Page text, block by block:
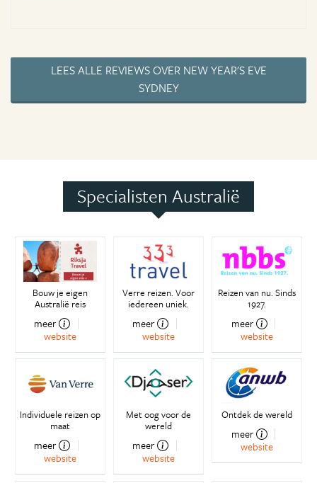
LEES ALLE REVIEWS OVER NEW YEAR'S EVE
SYDNEY
Specialisten Australië
Bouw je eigen
Australië reis
meer
website
Verre reizen. Voor
iedereen uniek.
meer
website
Reizen van nu. Sinds
1927.
meer
website
Individuele reizen op
maat
meer
website
Met oog voor de
wereld
meer
website
Ontdek de wereld
meer
website